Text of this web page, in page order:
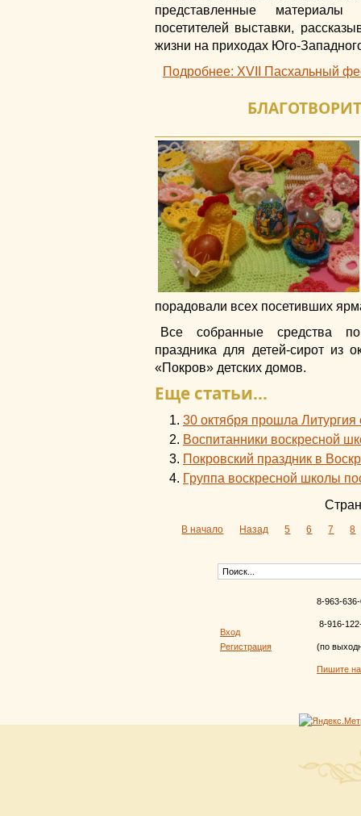
представленные
посетителей выставки,
жизни на приходах Юго-
Подробнее: XVII Пасхальный
порадовали всех посетивших
Все собранные средства
праздника для детей-сирот из
«Покров» детских домов.
Еще статьи...
30 октября прошла Литургия
Воспитанники воскресной
Покровский праздник в
Группа воскресной школы
В начало Назад 5 6 7 8
Вход
Регистрация
8-963-
8-916-
(по
Пишите